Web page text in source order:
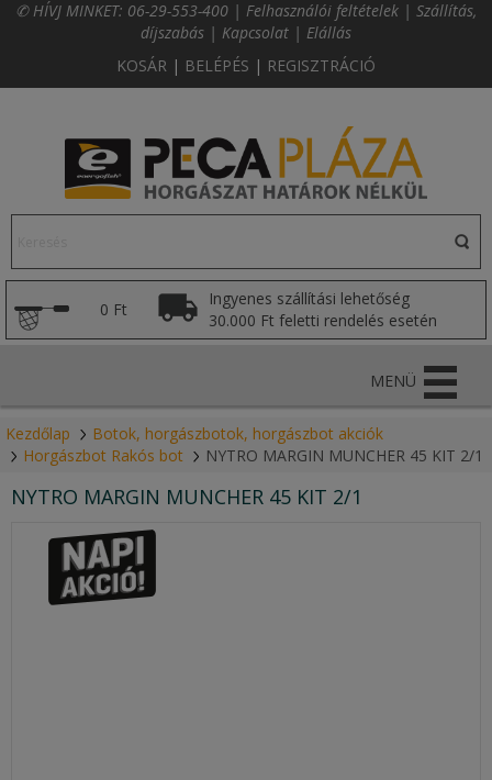
✆ HÍVJ MINKET: 06-29-553-400 | Felhasználói feltételek | Szállítás,
díjszabás | Kapcsolat | Elállás
KOSÁR | BELÉPÉS | REGISZTRÁCIÓ
0 Ft
Ingyenes szállítási lehetőség
30.000 Ft feletti rendelés esetén
MENÜ
Kezdőlap
Botok, horgászbotok, horgászbot akciók
Horgászbot Rakós bot
NYTRO MARGIN MUNCHER 45 KIT 2/1
NYTRO MARGIN MUNCHER 45 KIT 2/1